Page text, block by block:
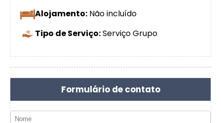
Alojamento: Não incluído
Tipo de Serviço:Serviço Grupo
Formulário de contato